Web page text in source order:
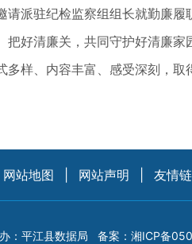
驻纪检监察组组长就勤廉履
好清廉关，共同守护好清廉家
、内容丰富、感受深刻，取
网站地图 网站声明 友情
：平江县数据局 备案： 湘ICP备